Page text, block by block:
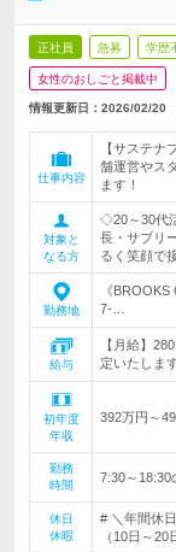
正社員 急募 学歴
女性のおしごと掲載中
情報更新日：2026/02/20
仕事内容
【サステナ
舗運営やス
ます！
対象と
なる方
◇20～30代
長・サブリ
るく笑顔で
勤務地
《
7-…
給与
【月給】
定いたしま
初年度
年収
392万円～
勤務
時間
7:30～
休日
休暇
# ＼年間休
（10日～